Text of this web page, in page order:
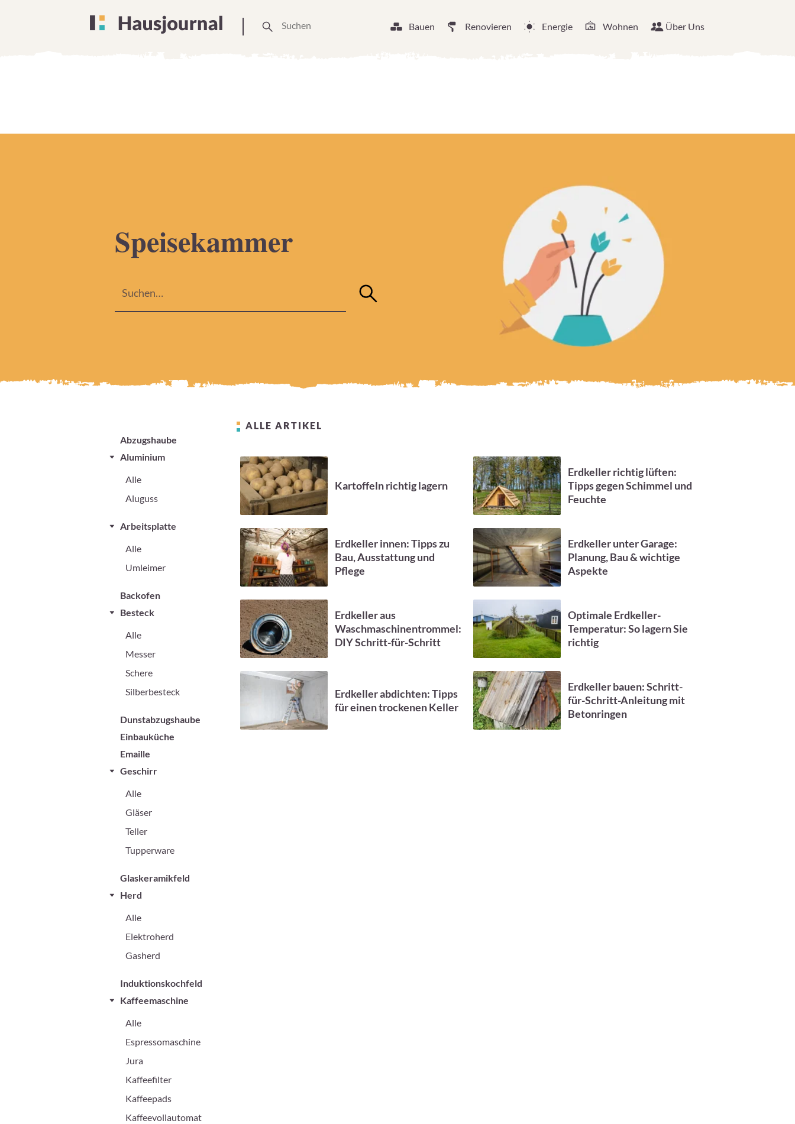
Bauen Renovieren Energie Wohnen Über Uns
Speisekammer
Abzugshaube
Aluminium
Alle
Aluguss
Arbeitsplatte
Alle
Umleimer
Backofen
Besteck
Alle
Messer
Schere
Silberbesteck
Dunstabzugshaube
Einbauküche
Emaille
Geschirr
Alle
Gläser
Teller
Tupperware
Glaskeramikfeld
Herd
Alle
Elektroherd
Gasherd
Induktionskochfeld
Kaffeemaschine
Alle
Espressomaschine
Jura
Kaffeefilter
Kaffeepads
Kaffeevollautomat
ALLE ARTIKEL
Kartoffeln richtig lagern
Erdkeller richtig lüften:
Tipps gegen Schimmel und
Feuchte
Erdkeller innen: Tipps zu
Bau, Ausstattung und
Pflege
Erdkeller unter Garage:
Planung, Bau & wichtige
Aspekte
Erdkeller aus
Waschmaschinentrommel:
DIY Schritt-für-Schritt
Optimale Erdkeller-
Temperatur: So lagern Sie
richtig
Erdkeller abdichten: Tipps
für einen trockenen Keller
Erdkeller bauen: Schritt-
für-Schritt-Anleitung mit
Betonringen